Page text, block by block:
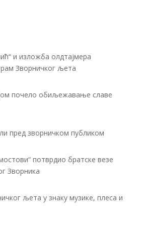
и изложба олдтајмера
Зворничког љета
почело обиљежавање славе
пред зворничком публиком
потврдио братске везе
Зворника
љета у знаку музике, плеса и